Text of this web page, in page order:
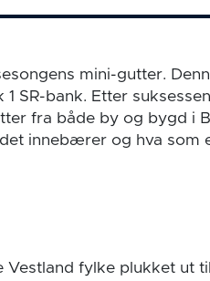
mini-gutter.
SR-bank. Etter
fra både by og bygd i
innebærer og hva som
Vestland fylke plukket ut